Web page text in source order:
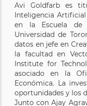
Avi Goldfarb es
Inteligencia
en la Escuela de
Universidad de
datos en jefe en
la facultad en
Institute for
asociado en la
Económica. La
oportunidades y los
Junto con Ajay